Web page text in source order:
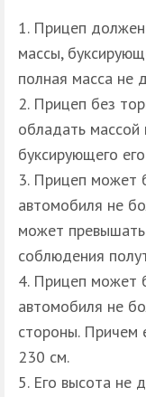
Прицеп
массы,
полная масса не
Прицеп без
обладать
буксирующего
Прицеп может
автомобиля не
может
соблюдения
Прицеп может
автомобиля не
стороны. Причем
230 см.
Его высота не